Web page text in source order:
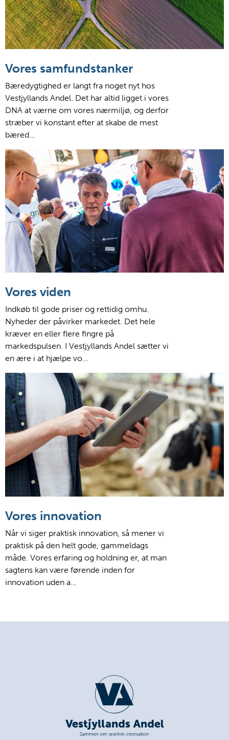
Vores samfundstanker
Bæredygtighed er langt fra noget nyt hos
Vestjyllands Andel. Det har altid ligget i vores
DNA at værne om vores nærmiljø, og derfor
stræber vi konstant efter at skabe de mest
bæred…
Vores viden
Indkøb til gode priser og rettidig omhu.
Nyheder der påvirker markedet. Det hele
kræver en eller flere fingre på
markedspulsen. I Vestjyllands Andel sætter vi
en ære i at hjælpe vo…
Vores innovation
Når vi siger praktisk innovation, så mener vi
praktisk på den helt gode, gammeldags
måde. Vores erfaring og holdning er, at man
sagtens kan være førende inden for
innovation uden a…